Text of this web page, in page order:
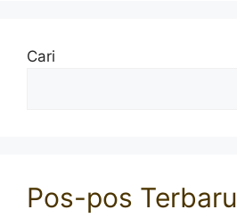
Cari
Pos-pos Terbaru